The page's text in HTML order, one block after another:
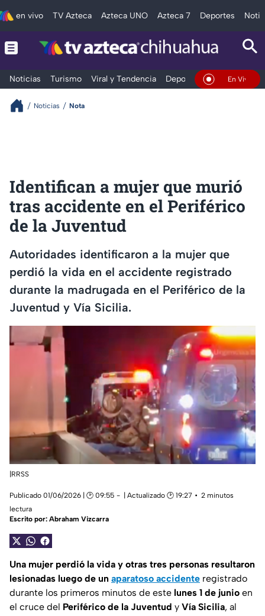
en vivo TV Azteca Azteca UNO Azteca 7 Deportes
Noticias Turismo Viral y Tendencia Deportes Espectáculos
En Vivo
Noticias Nota
Identifican a mujer que murió
tras accidente en el Periférico
de la Juventud
Autoridades identificaron a la mujer que
perdió la vida en el accidente registrado
durante la madrugada en el Periférico de la
Juventud y Vía Sicilia.
|RRSS
Publicado 01/06/2026 | 🕑 09:55 | Actualizado 🕑 19:27
2 minutos
lectura
Escrito por: Abraham Vizcarra
Una mujer perdió la vida y otras tres personas resultaron
lesionadas luego de un aparatoso accidente registrado
durante los primeros minutos de este lunes 1 de junio en
el cruce del Periférico de la Juventud y Vía Sicilia, al